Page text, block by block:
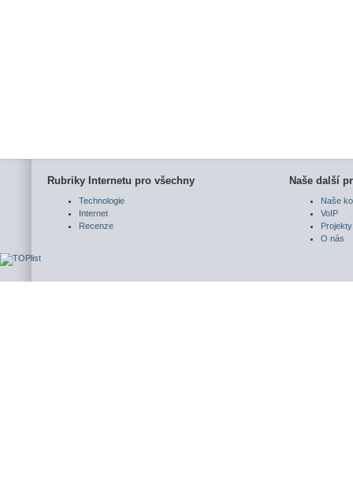
Rubriky Internetu pro všechny
Technologie
Internet
Recenze
Naše další
Naše
VoIP
Projekty
O nás